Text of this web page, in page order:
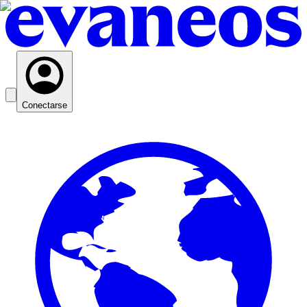
Conectarse